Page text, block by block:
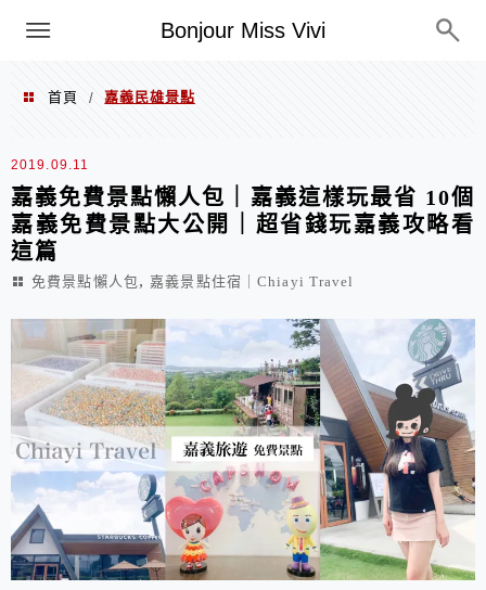
Bonjour Miss Vivi
選單
首頁 / 嘉義民雄景點
嘉義民雄景點
2019.09.11
嘉義免費景點懶人包｜嘉義這樣玩最省 10個
嘉義免費景點大公開｜超省錢玩嘉義攻略看
這篇
免費景點懶人包, 嘉義景點住宿｜Chiayi Travel